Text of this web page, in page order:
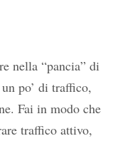
nella “pancia” di
po’ di traffico,
Fai in modo che
traffico attivo,